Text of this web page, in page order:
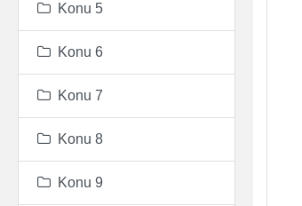
Konu 5
Konu 6
Konu 7
Konu 8
Konu 9